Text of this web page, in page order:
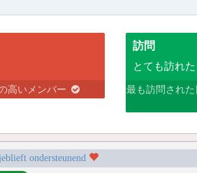
高いメンバー
訪問
とても訪れた
最も訪問され
ondersteunend